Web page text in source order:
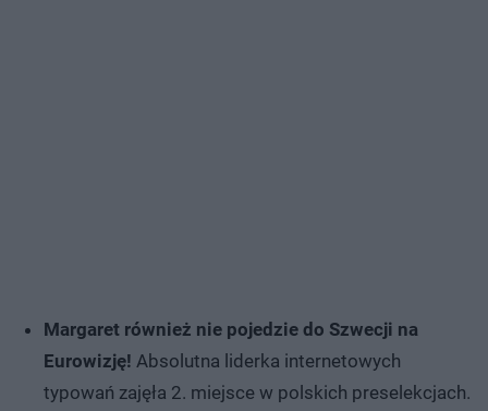
Margaret również nie pojedzie do Szwecji na
Eurowizję! Absolutna liderka internetowych
typowań zajęła 2. miejsce w polskich preselekcjach.